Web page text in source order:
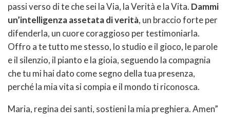
passi verso di te che sei la Via, la Verità e la Vita. Dammi
un’intelligenza assetata di verità, un braccio forte per
difenderla, un cuore coraggioso per testimoniarla.
Offro a te tutto me stesso, lo studio e il gioco, le parole
e il silenzio, il pianto e la gioia, seguendo la compagnia
che tu mi hai dato come segno della tua presenza,
perché la mia vita si compia e il mondo ti riconosca.
Maria, regina dei santi, sostieni la mia preghiera. Amen”